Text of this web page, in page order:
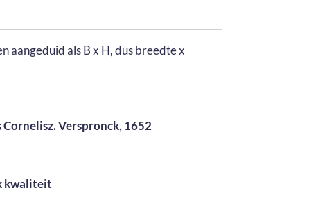
aangeduid als B x H, dus breedte x
Verspronck, 1652
kwaliteit